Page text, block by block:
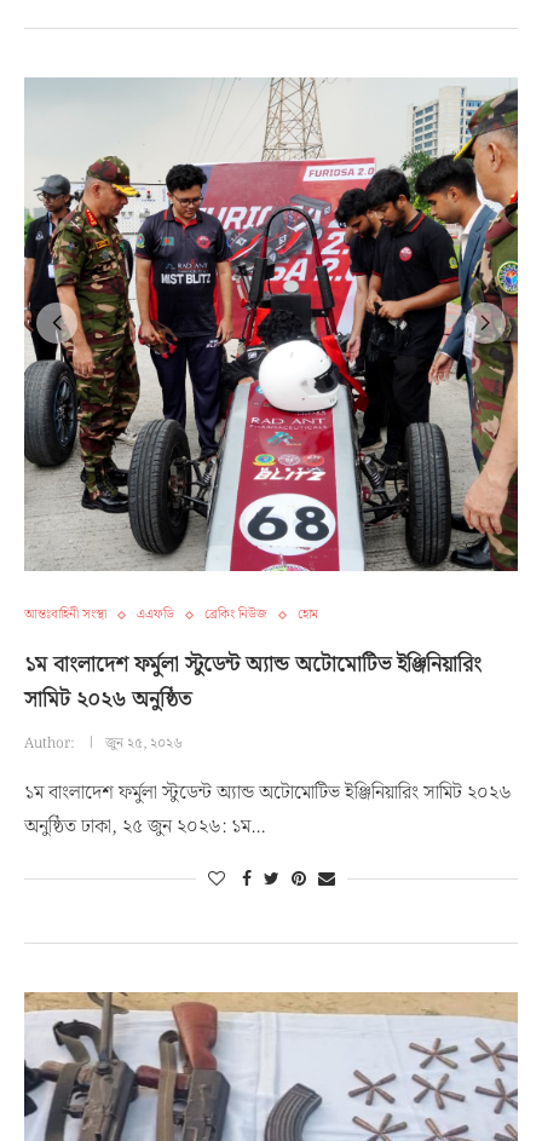
আন্তঃবাহিনী সংস্থা এএফডি ব্রেকিং নিউজ হোম
১ম বাংলাদেশ ফর্মুলা স্টুডেন্ট অ্যান্ড অটোমোটিভ ইঞ্জিনিয়ারিং
সামিট ২০২৬ অনুষ্ঠিত
Author: জুন ২৫, ২০২৬
১ম বাংলাদেশ ফর্মুলা স্টুডেন্ট অ্যান্ড অটোমোটিভ ইঞ্জিনিয়ারিং সামিট ২০২৬
অনুষ্ঠিত ঢাকা, ২৫ জুন ২০২৬: ১ম…